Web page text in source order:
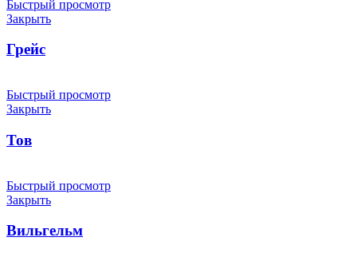
Быстрый просмотр
Закрыть
Грейс
Быстрый просмотр
Закрыть
Тов
Быстрый просмотр
Закрыть
Вильгельм